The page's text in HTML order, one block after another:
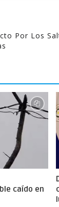
Por Los
caído en